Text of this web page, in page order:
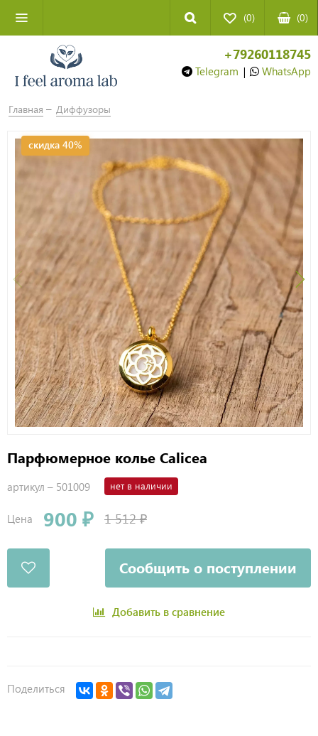
(0) (0)
+79260118745
Telegram | WhatsApp
Главная Диффузоры
скидка 40%
Парфюмерное колье Calicea
артикул – 501009 нет в наличии
Цена 900 ₽ 1 512 ₽
Сообщить о поступлении
Добавить в сравнение
Поделиться